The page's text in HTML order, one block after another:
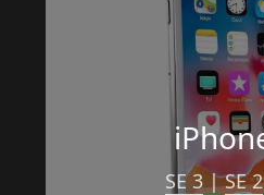
SE 3 | SE 2